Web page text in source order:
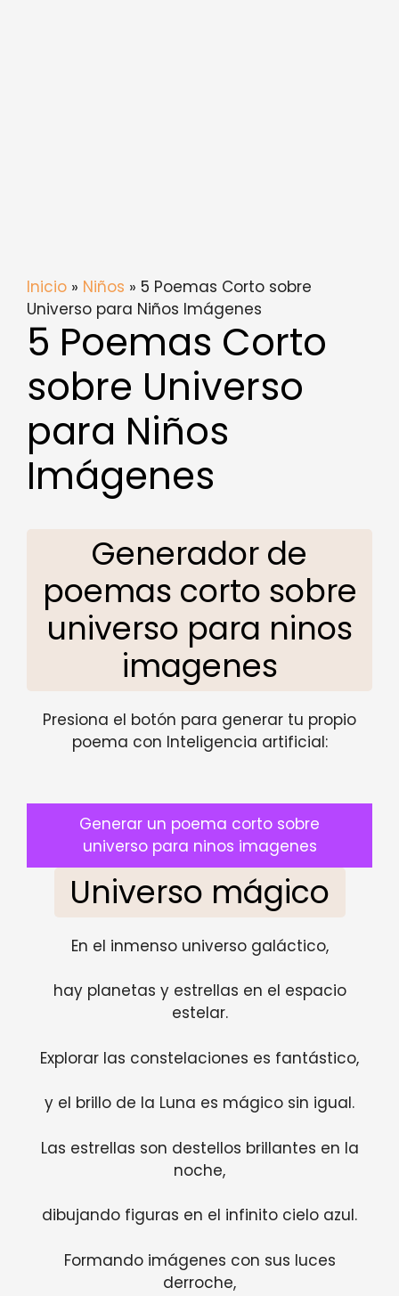
Inicio » Niños » 5 Poemas Corto sobre
Universo para Niños Imágenes
5 Poemas Corto
sobre Universo
para Niños
Imágenes
Generador de
poemas corto sobre
universo para ninos
imagenes
Presiona el botón para generar tu propio
poema con Inteligencia artificial:
Generar un poema corto sobre
universo para ninos imagenes
Universo mágico
En el inmenso universo galáctico,
hay planetas y estrellas en el espacio
estelar.
Explorar las constelaciones es fantástico,
y el brillo de la Luna es mágico sin igual.
Las estrellas son destellos brillantes en la
noche,
dibujando figuras en el infinito cielo azul.
Formando imágenes con sus luces
derroche,